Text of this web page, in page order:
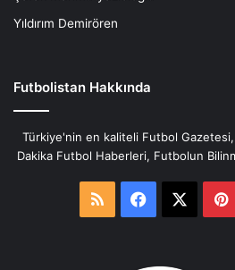
Yıldırım Demirören
Futbolistan Hakkında
Türkiye'nin en kaliteli Futbol
Dakika Futbol Haberleri, Futbolun
RSS Facebook